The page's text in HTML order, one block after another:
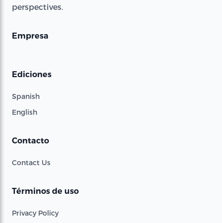
perspectives.
Empresa
Ediciones
Spanish
English
Contacto
Contact Us
Términos de uso
Privacy Policy